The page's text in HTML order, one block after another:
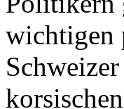
wichtigen